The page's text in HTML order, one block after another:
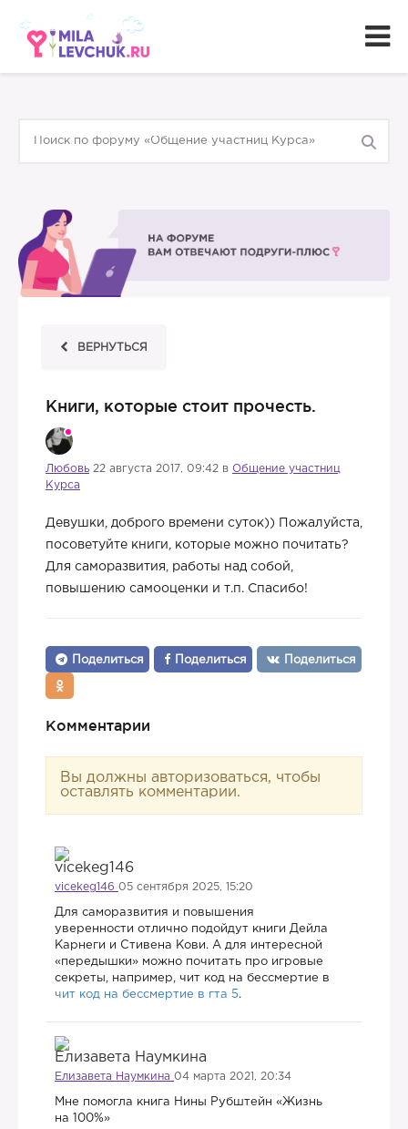
ВЕРНУТЬСЯ
Книги, которые стоит прочесть.
Любовь 22 августа 2017, 09:42 в Общение участниц
Курса
Девушки, доброго времени суток)) Пожалуйста,
посоветуйте книги, которые можно почитать?
Для саморазвития, работы над собой,
повышению самооценки и т.п. Спасибо!
Поделиться Поделиться Поделиться
Комментарии
Вы должны авторизоваться, чтобы
оставлять комментарии.
vicekeg146 05 сентября 2025, 15:20
Для саморазвития и повышения
уверенности отлично подойдут книги Дейла
Карнеги и Стивена Кови. А для интересной
«передышки» можно почитать про игровые
секреты, например, чит код на бессмертие в
чит код на бессмертие в гта 5.
Елизавета Наумкина 04 марта 2021, 20:34
Мне помогла книга Нины Рубштейн «Жизнь
на 100%»